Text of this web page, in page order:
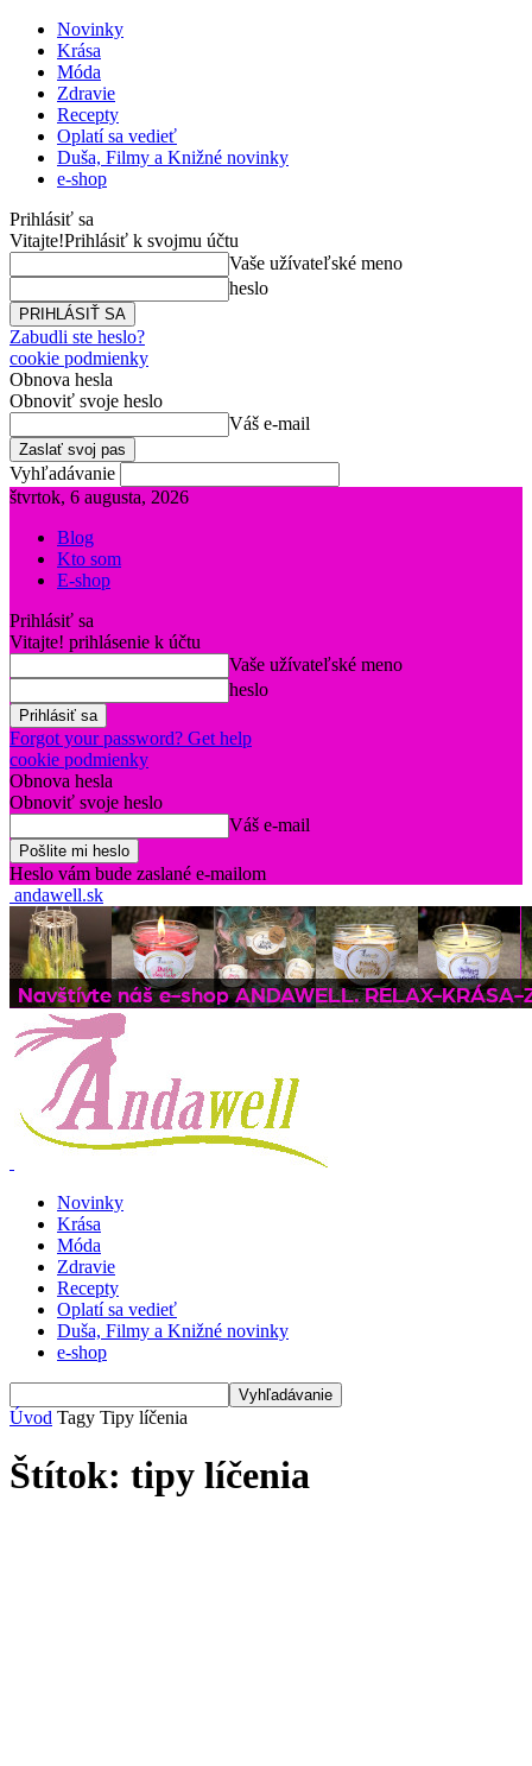
Novinky
Krása
Móda
Zdravie
Recepty
Oplatí sa vedieť
Duša, Filmy a Knižné novinky
e-shop
Prihlásiť sa
Vitajte!Prihlásiť k svojmu účtu
Vaše užívateľské meno
heslo
Zabudli ste heslo?
cookie podmienky
Obnova hesla
Obnoviť svoje heslo
Váš e-mail
Vyhľadávanie
štvrtok, 6 augusta, 2026
Blog
Kto som
E-shop
Prihlásiť sa
Vitajte! prihlásenie k účtu
Vaše užívateľské meno
heslo
Forgot your password? Get help
cookie podmienky
Obnova hesla
Obnoviť svoje heslo
Váš e-mail
Heslo vám bude zaslané e-mailom
andawell.sk
Novinky
Krása
Móda
Zdravie
Recepty
Oplatí sa vedieť
Duša, Filmy a Knižné novinky
e-shop
Úvod Tagy Tipy líčenia
Štítok: tipy líčenia